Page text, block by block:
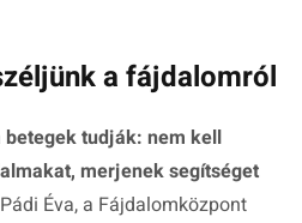
a fájdalomról
tudják: nem kell
merjenek segítséget
Éva, a Fájdalomközpont